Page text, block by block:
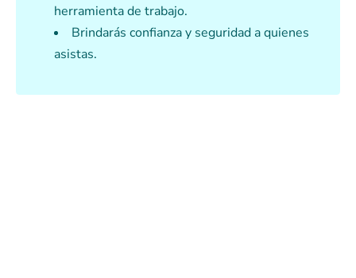
herramienta de trabajo.
Brindarás confianza y seguridad a quienes
asistas.